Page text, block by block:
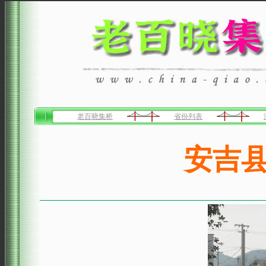
老百晓集桥 省份列表
安吉